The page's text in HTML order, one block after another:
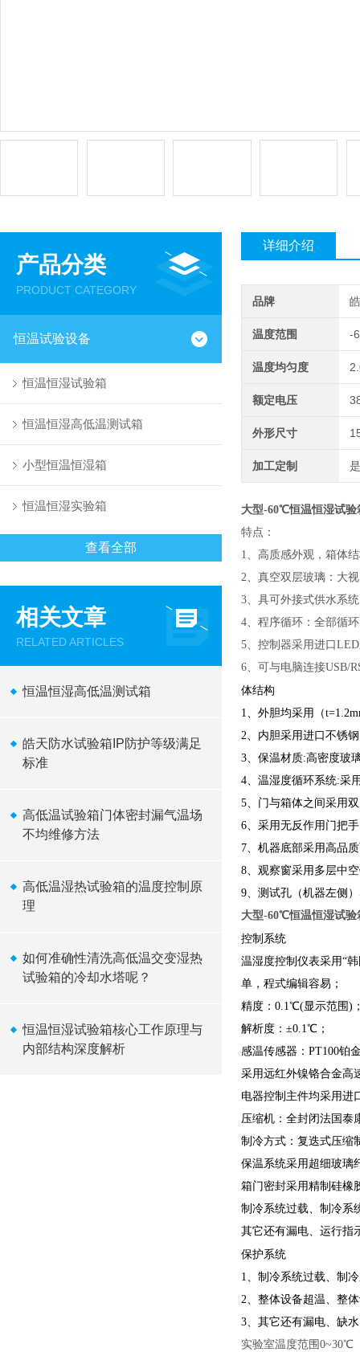
产品分类
PRODUCT CATEGORY
恒温试验设备
恒温恒湿试验箱
恒温恒湿高低温测试箱
小型恒温恒湿箱
恒温恒湿实验箱
查看全部
相关文章
RELATED ARTICLES
恒温恒湿高低温测试箱
皓天防水试验箱IP防护等级满足
标准
高低温试验箱门体密封漏气温场
不均维修方法
高低温湿热试验箱的温度控制原
理
如何准确性清洗高低温交变湿热
试验箱的冷却水塔呢？
恒温恒湿试验箱核心工作原理与
内部结构深度解析
详细介绍
品牌
温度范围 -
温度均匀度
额定电压
外形尺寸
加工定制
大型-60℃恒温恒湿试验
特点：
1、高质感外观，箱体
2、真空双层玻璃：大
3、具可外接式供水系
4、程序循环：全部循
5、控制器采用进口
6、可与电脑连接USB/
体结构
1、外胆均采用（
2、内胆采用进口不锈
3、保温材质:高密度玻
4、温湿度循环系统:采
5、门与箱体之间采用
6、采用无反作用门把
7、机器底部采用高品
8、观察窗采用多层中
9、测试孔（机器左侧
大型-60℃恒温恒湿试验
控制系统
温湿度控制仪表采用“
单，程式编辑容易；
精度：0.1℃(显示范围)
解析度：±0.1℃；
感温传感器：PT100铂
采用远红外镍铬合金高
电器控制主件均采用进
压缩机：全封闭法国泰
制冷方式：复迭式压缩
保温系统采用超细玻璃
箱门密封采用精制硅橡
制冷系统过载、制冷系
其它还有漏电、运行指
保护系统
1、制冷系统过载、制
2、整体设备超温、整
3、其它还有漏电、缺
实验室温度范围0~30℃